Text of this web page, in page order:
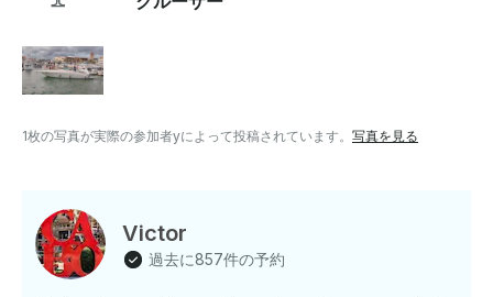
追加できます）。 カボでの生活を祝いに来てください!!!
がございましたら、getmy boat メッセージシステムを
通じてお知らせください ¡¡¡できるだけ早くお答えしま
す!!!
1枚の写真が実際の参加者yによって投稿されています。 写真を見る
Victor
過去に857件の予約